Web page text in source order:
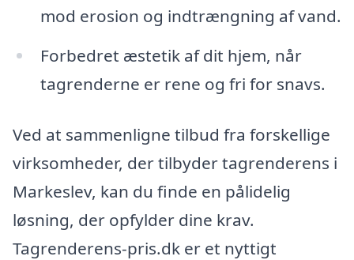
mod erosion og indtrængning af vand.
Forbedret æstetik af dit hjem, når
tagrenderne er rene og fri for snavs.
Ved at sammenligne tilbud fra forskellige
virksomheder, der tilbyder tagrenderens i
Markeslev, kan du finde en pålidelig
løsning, der opfylder dine krav.
Tagrenderens-pris.dk er et nyttigt